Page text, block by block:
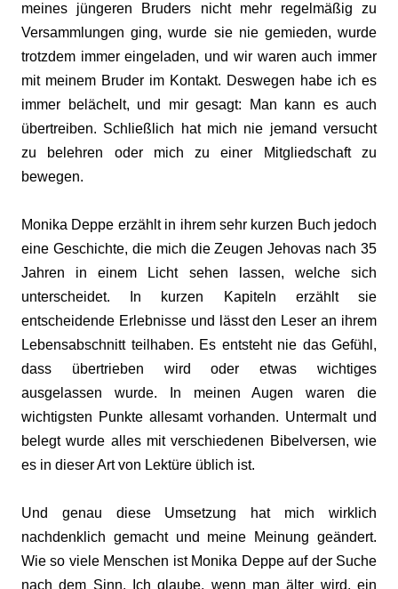
meines jüngeren Bruders nicht mehr regelmäßig zu
Versammlungen ging, wurde sie nie gemieden, wurde
trotzdem immer eingeladen, und wir waren auch immer
mit meinem Bruder im Kontakt. Deswegen habe ich es
immer belächelt, und mir gesagt: Man kann es auch
übertreiben. Schließlich hat mich nie jemand versucht
zu belehren oder mich zu einer Mitgliedschaft zu
bewegen.
Monika Deppe erzählt in ihrem sehr kurzen Buch jedoch
eine Geschichte, die mich die Zeugen Jehovas nach 35
Jahren in einem Licht sehen lassen, welche sich
unterscheidet. In kurzen Kapiteln erzählt sie
entscheidende Erlebnisse und lässt den Leser an ihrem
Lebensabschnitt teilhaben. Es entsteht nie das Gefühl,
dass übertrieben wird oder etwas wichtiges
ausgelassen wurde. In meinen Augen waren die
wichtigsten Punkte allesamt vorhanden. Untermalt und
belegt wurde alles mit verschiedenen Bibelversen, wie
es in dieser Art von Lektüre üblich ist.
Und genau diese Umsetzung hat mich wirklich
nachdenklich gemacht und meine Meinung geändert.
Wie so viele Menschen ist Monika Deppe auf der Suche
nach dem Sinn. Ich glaube, wenn man älter wird, ein